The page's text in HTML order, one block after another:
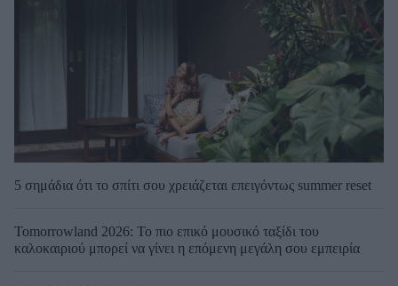
5 σημάδια ότι το σπίτι σου χρειάζεται επειγόντως summer reset
Tomorrowland 2026: Το πιο επικό μουσικό ταξίδι του
καλοκαιριού μπορεί να γίνει η επόμενη μεγάλη σου εμπειρία